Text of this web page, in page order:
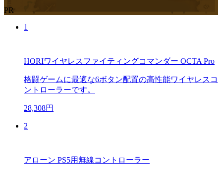
PR
1
HORIワイヤレスファイティングコマンダー OCTA Pro
格闘ゲームに最適な6ボタン配置の高性能ワイヤレスコ
ントローラーです。
28,308円
2
アローン PS5用無線コントローラー